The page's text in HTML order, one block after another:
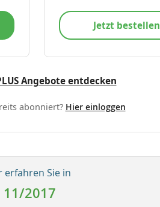
Jetzt bestellen
Angebote entdecken
abonniert? Hier einloggen
erfahren Sie in
2017